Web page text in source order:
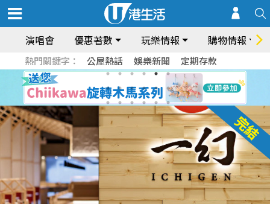
演唱會 優惠著數 玩樂情報 購物情報
熱門關鍵字： 公屋熱話 娛樂新聞 定期存款